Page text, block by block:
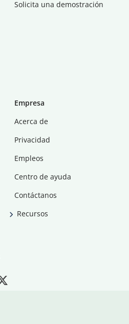
Solicita una demostración
Empresa
Acerca de
Privacidad
Empleos
Centro de ayuda
Contáctanos
Recursos